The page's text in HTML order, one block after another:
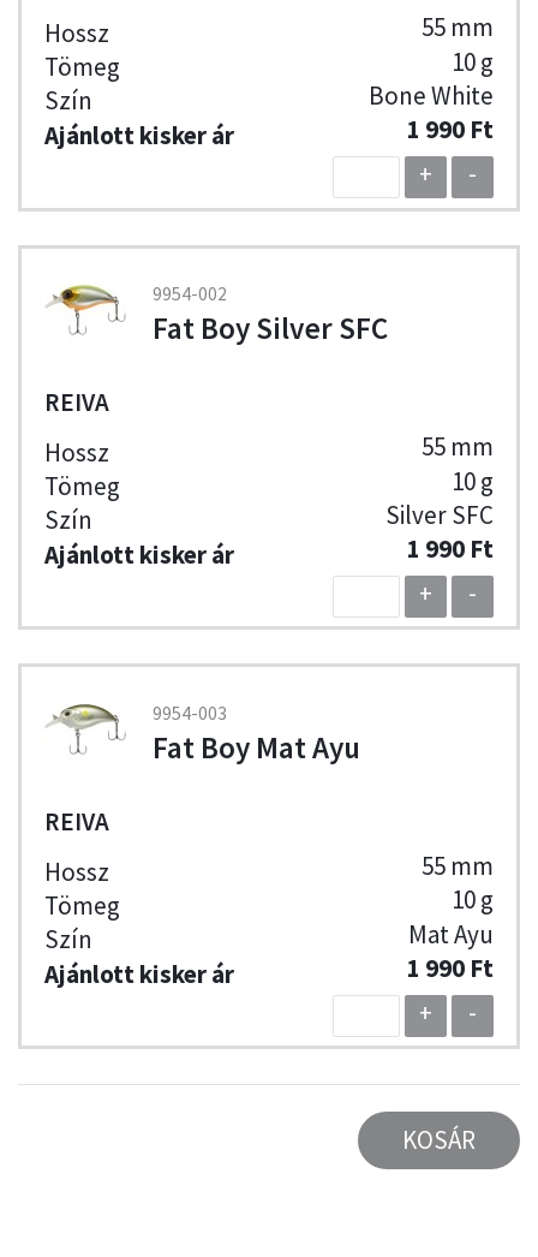
55 mm
10 g
Bone White
1 990 Ft
+
-
9954-002
Fat Boy Silver SFC
REIVA
55 mm
10 g
Silver SFC
1 990 Ft
+
-
9954-003
Fat Boy Mat Ayu
REIVA
55 mm
10 g
Mat Ayu
1 990 Ft
+
-
KOSÁR